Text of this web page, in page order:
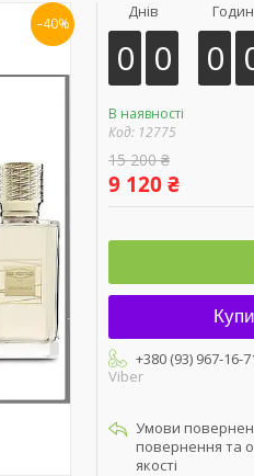
–40%
Днів
0 0
Годин
0
В наявності
Код: 12775
15 200 ₴
9 120 ₴
+380 (93) 967-16-
Viber
повернення та
якості